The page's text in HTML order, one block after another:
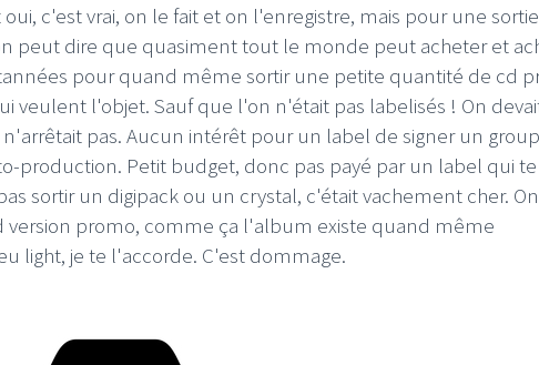
c'est vrai, on le fait et on l'enregistre, mais pour une sortie
peut dire que quasiment tout le monde peut acheter et
pour quand même sortir une petite quantité de cd
veulent l'objet. Sauf que l'on n'était pas labelisés ! On
pas. Aucun intérêt pour un label de signer un
production. Petit budget, donc pas payé par un label qui
sortir un digipack ou un crystal, c'était vachement cher.
promo, comme ça l'album existe quand même
light, je te l'accorde. C'est dommage.